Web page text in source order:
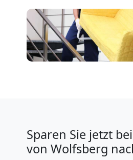
Sparen Sie jetzt
von Wolfsberg